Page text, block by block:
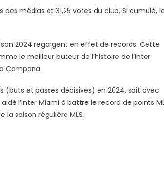
médias et 31,25 votes du club. Si cumulé, le
2024 regorgent en effet de records. Cette
le meilleur buteur de l’histoire de l’Inter
Campana.
(buts et passes décisives) en 2024, soit avec
l’Inter Miami à battre le record de points
saison régulière MLS.